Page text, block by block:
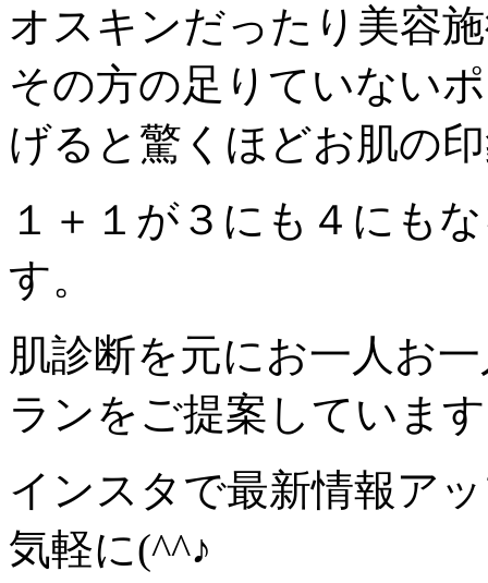
オスキンだったり美容
その方の足りていない
げると驚くほどお肌の
１＋１が３にも４にも
す。
肌診断を元にお一人お
ランをご提案していま
インスタで最新情報ア
気軽に(^^♪